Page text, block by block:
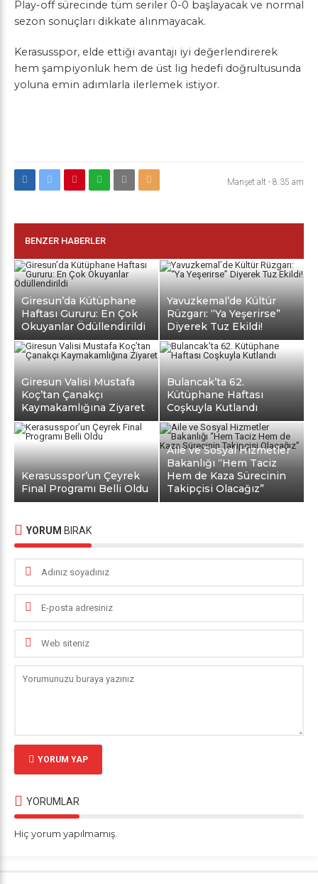
Play-off sürecinde tüm seriler 0-0 başlayacak ve normal
sezon sonuçları dikkate alınmayacak.
Kerasusspor, elde ettiği avantajı iyi değerlendirerek
hem şampiyonluk hem de üst lig hedefi doğrultusunda
yoluna emin adımlarla ilerlemek istiyor.
Manşet alt - 8:35 am
BENZER HABERLER
Giresun’da Kütüphane
Haftası Gururu: En Çok
Okuyanlar Ödüllendirildi
Yavuzkemal’de Kültür
Rüzgarı: “Ya Yeşerirse”
Diyerek Tuz Ekildi!
Giresun Valisi Mustafa
Koç’tan Çanakçı
Kaymakamlığına Ziyaret
Bulancak’ta 62.
Kütüphane Haftası
Coşkuyla Kutlandı
Kerasusspor’un Çeyrek
Final Programı Belli Oldu
Aile ve Sosyal Hizmetler
Bakanlığı “Hem Taciz
Hem de Kaza Sürecinin
Takipçisi Olacağız”
YORUM BIRAK
YORUM YAP
YORUMLAR
Hiç yorum yapılmamış.